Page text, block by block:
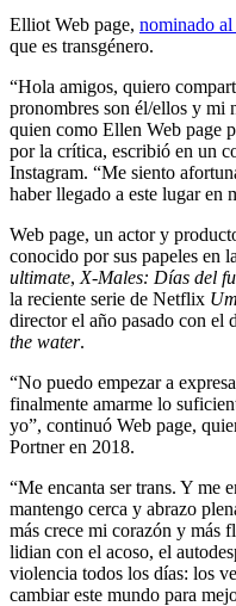
Elliot Web page, nominado
que es transgénero.
“Hola amigos, quiero
pronombres son él/ellos y mi
quien como Ellen Web page
por la crítica, escribió en un
Instagram. “Me siento
haber llegado a este lugar en
Web page, un actor y
conocido por sus papeles en
ultimate, X-Males: Días del
la reciente serie de Netflix
director el año pasado con el
the water.
“No puedo empezar a
finalmente amarme lo
yo”, continuó Web page,
Portner en 2018.
“Me encanta ser trans. Y me
mantengo cerca y abrazo
más crece mi corazón y más
lidian con el acoso, el
violencia todos los días: los
cambiar este mundo para